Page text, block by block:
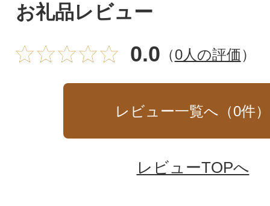
お礼品レビュー
0.0 （0人の評価）
レビュー一覧へ（0件）
レビューTOPへ